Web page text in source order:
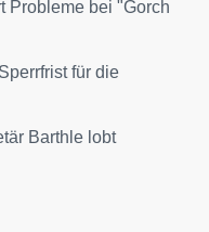
Probleme bei "Gorch
für die
Barthle lobt